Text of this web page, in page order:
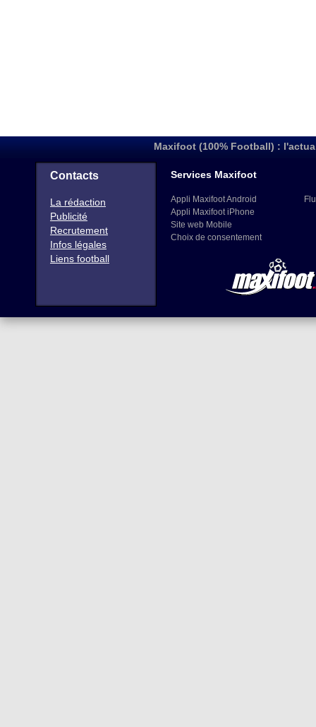
Maxifoot (100% Football) :
Contacts
La rédaction
Publicité
Recrutement
Infos légales
Liens football
Services Maxifoot
Appli Maxifoot Android
Appli Maxifoot iPhone
Site web Mobile
Choix de consentement